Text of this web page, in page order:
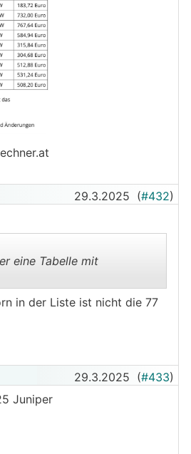
29.3.2025 (#432)
eine Tabelle mit
in der Liste ist nicht die 77
29.3.2025 (#433)
Juniper